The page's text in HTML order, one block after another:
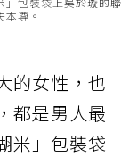
尊。
的女性，也
都是男人最
米」包裝袋